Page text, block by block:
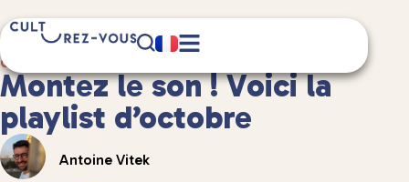
Culture
1 minute(s) de lecture
Montez le son ! Voici la
playlist d’octobre
Antoine Vitek